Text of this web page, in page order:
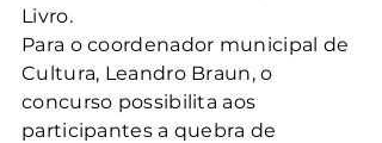
Livro.
Para o coordenador municipal de
Cultura, Leandro Braun, o
concurso possibilita aos
participantes a quebra de